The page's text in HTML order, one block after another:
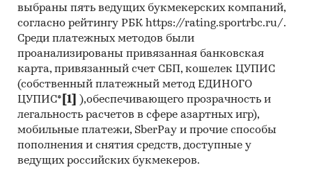
выбраны пять ведущих букмекерских компаний,
согласно рейтингу РБК https://rating.sportrbc.ru/.
Среди платежных методов были
проанализированы привязанная банковская
карта, привязанный счет СБП, кошелек ЦУПИС
(собственный платежный метод ЕДИНОГО
ЦУПИС* [1]
),обеспечивающего прозрачность и
легальность расчетов в сфере азартных игр),
мобильные платежи, SberPay и прочие способы
пополнения и снятия средств, доступные у
ведущих российских букмекеров.